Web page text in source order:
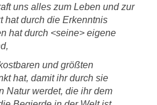
uns alles zum Leben und zur
hat durch die Erkenntnis
hat durch <seine> eigene
und größten
hat, damit ihr durch sie
Natur werdet, die ihr dem